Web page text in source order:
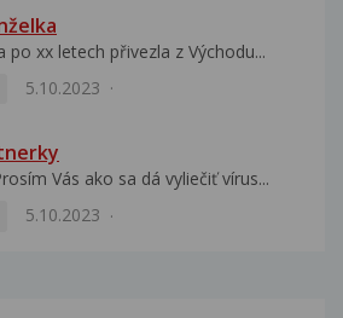
po xx letech přivezla z Východu...
5.10.2023
Vás ako sa dá vyliečiť vírus...
5.10.2023